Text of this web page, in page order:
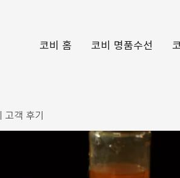
코비 홈 코비 명품수선
고객 후기